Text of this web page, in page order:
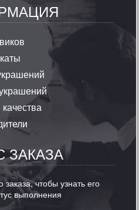
ЗАКАЗА
чтобы узнать его
выполнения